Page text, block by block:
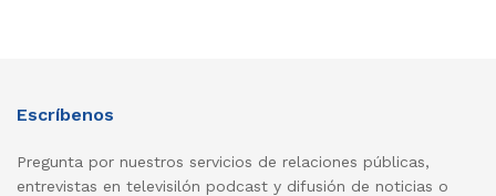
Escríbenos
Pregunta por nuestros servicios de relaciones públicas,
entrevistas en televisilón podcast y difusión de noticias o